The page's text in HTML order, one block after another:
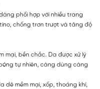
phối hợp với nhiều trang
chống trơn trượt và tăng độ
mại, bền chắc. Da được xử lý
tự nhiên, càng dùng càng
dê mềm mại, xốp, thoáng khí,